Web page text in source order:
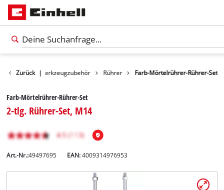
Zurück |
Zubehör Werkzeugzubehör Rührer Farb-Mörtelrührer-Rührer-Set
Farb-Mörtelrührer-Rührer-Set
2-tlg. Rührer-Set, M14
Art.-Nr.:49497695 EAN:4009314976953